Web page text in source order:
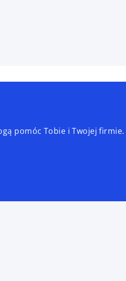
pomóc Tobie i Twojej firmie.